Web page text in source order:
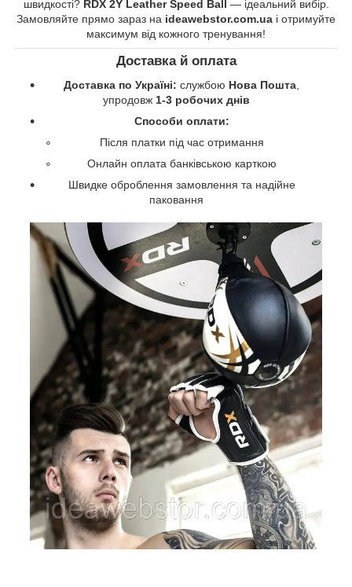
швидкості? RDX 2Y Leather Speed Ball
— ідеальний вибір.
Замовляйте прямо зараз на ideawebstor.com.ua і отримуйте
максимум від кожного тренування!
Доставка й оплата
Доставка по Україні: службою Нова Пошта
упродовж 1-3 робочих днів
Способи оплати:
Після платки під час отримання
Онлайн оплата банківською карткою
Швидке оброблення замовлення та надійне
паковання